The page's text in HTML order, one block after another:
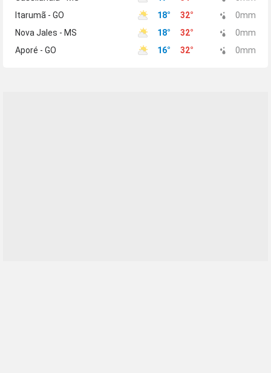
Itarumã - GO
18° 32° 0mm
Nova Jales - MS
18° 32° 0mm
Aporé - GO
16° 32° 0mm